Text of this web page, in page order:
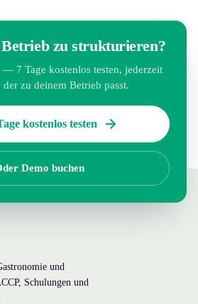
zu strukturieren?
— 7 Tage kostenlos testen, jederzeit
zu deinem Betrieb passt.
kostenlos testen
Demo buchen
und
Schulungen und